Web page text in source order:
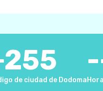
255
de ciudad de Dodoma